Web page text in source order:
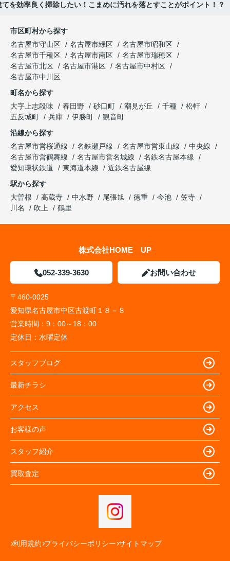
てを効率良く掃除したい！こまめに汚れを落とすことがポイント！？
市区町村から探す
名古屋市守山区
名古屋市緑区
名古屋市昭和区
名古屋市千種区
名古屋市南区
名古屋市瑞穂区
名古屋市北区
名古屋市港区
名古屋市中村区
名古屋市中川区
町名から探す
大字上志段味
春田野 砂口町 潮見が丘 千種
松軒
五反城町
兵庫 伊勝町
観音町
沿線から探す
名古屋市営桜通線
名鉄瀬戸線 名古屋市営東山線
中央線
名古屋市営鶴舞線
名古屋市営名城線
名鉄名古屋本線
愛知環状鉄道
東海道本線
近鉄名古屋線
駅から探す
大曽根
高蔵寺 中水野 尾張旭 徳重 今池
笠寺
川名
吹上 鶴里
株式会社HOME UP
052-339-3630 お問い合わせ
〒460-0025
愛知県名古屋市中区古渡町１８－８
営業時間： 9：00～18：00
定休日： 水曜定休
スタッフブログ
最新チラシ
アクセス
お客様の声
スタッフ紹介
買取査定
利用規約 プライバシーポリシー サイトマップ